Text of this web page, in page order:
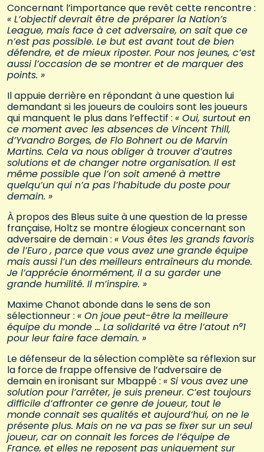
Concernant l’importance que revêt cette rencontre :
« L’objectif devrait être de préparer la Nation’s
League, mais face à cet adversaire, on sait que ce
n’est pas possible. Le but est avant tout de bien
défendre, et de mieux riposter. Pour nos jeunes, c’est
aussi l’occasion de se montrer et de marquer des
points. »
Il appuie derrière en répondant à une question lui
demandant si les joueurs de couloirs sont les joueurs
qui manquent le plus dans l’effectif : « Oui, surtout en
ce moment avec les absences de Vincent Thill,
d’Yvandro Borges, de Flo Bohnert ou de Marvin
Martins. Cela va nous obliger à trouver d’autres
solutions et de changer notre organisation. Il est
même possible que l’on soit amené à mettre
quelqu’un qui n’a pas l’habitude du poste pour
demain. »
À propos des Bleus suite à une question de la presse
française, Holtz se montre élogieux concernant son
adversaire de demain : « Vous êtes les grands favoris
de l’Euro , parce que vous avez une grande équipe
mais aussi l’un des meilleurs entraîneurs du monde.
Je l’apprécie énormément, il a su garder une
grande humilité. Il m’inspire. »
Maxime Chanot abonde dans le sens de son
sélectionneur : « On joue peut-être la meilleure
équipe du monde … La solidarité va être l’atout n°1
pour leur faire face demain. »
Le défenseur de la sélection complète sa réflexion sur
la force de frappe offensive de l’adversaire de
demain en ironisant sur Mbappé : « Si vous avez une
solution pour l’arrêter, je suis preneur. C’est toujours
difficile d’affronter ce genre de joueur, tout le
monde connait ses qualités et aujourd’hui, on ne le
présente plus. Mais on ne va pas se fixer sur un seul
joueur, car on connait les forces de l’équipe de
France, et elles ne reposent pas uniquement sur